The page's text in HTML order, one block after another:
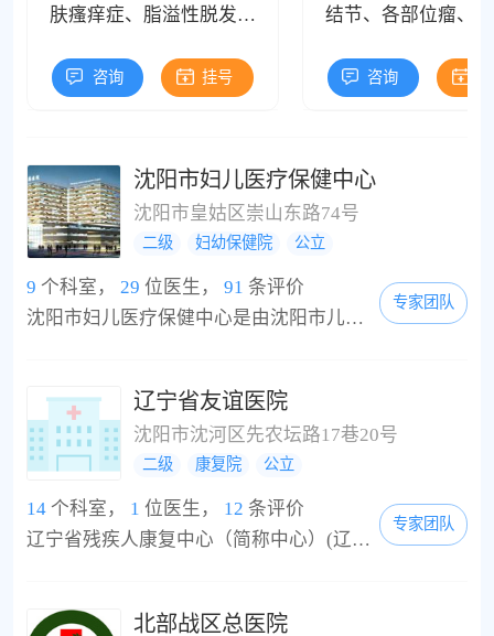
肤瘙痒症、脂溢性脱发、
疹、带状疱疹、银屑病、
斑狼疮...
咨询 挂号
结节、各部位瘤、
咨询
沈阳市妇儿医疗保健中心
沈阳市皇姑区崇山东路74号
二级 妇幼保健院 公立
9 个科室， 29 位医生， 91 条评价
沈阳市妇儿医疗保健中心是由沈阳市儿童医院与沈阳市妇幼保健所资源重组合并而成。中心又是辽宁省高级遗传病诊断和产前诊断技术服务单位、沈阳市小儿脑瘫康复中心、新生儿疾病筛查中心、沈阳医学院第三临床医院、中小学生健康医疗保险指定单位。沈阳市妇儿医疗保健中心是由沈阳市儿童医院与沈阳市妇幼保健所经强强联合、资源重组合并而成。该中心又是辽宁省高级遗传病诊断和产前诊断技术服务单位、沈阳市小儿脑瘫康复中心、新生儿疾...
专家团队
辽宁省友谊医院
沈阳市沈河区先农坛路17巷20号
二级 康复院 公立
14个科室， 1 位医生， 12 条评价
辽宁省残疾人康复中心（简称中心）(辽宁省友谊医院）成立于1992年，隶属于辽宁省残疾人联合会，是由政府扶持、省财政全额拨款、省编委批准的公益一类事业单位，现为辽宁省和沈阳市城镇职工医疗保险定点医院、沈阳市贫困白内障患者复明手术定点医院、省卫计委批准的综合性二级医疗机构，2010年通过中残联、卫生部、人社部联合验收，确定为集残疾人医疗康复、教育康复、社区康复为一体的国家三级康复机构。占地面积1。5万平方米，建筑面...
专家团队
北部战区总医院